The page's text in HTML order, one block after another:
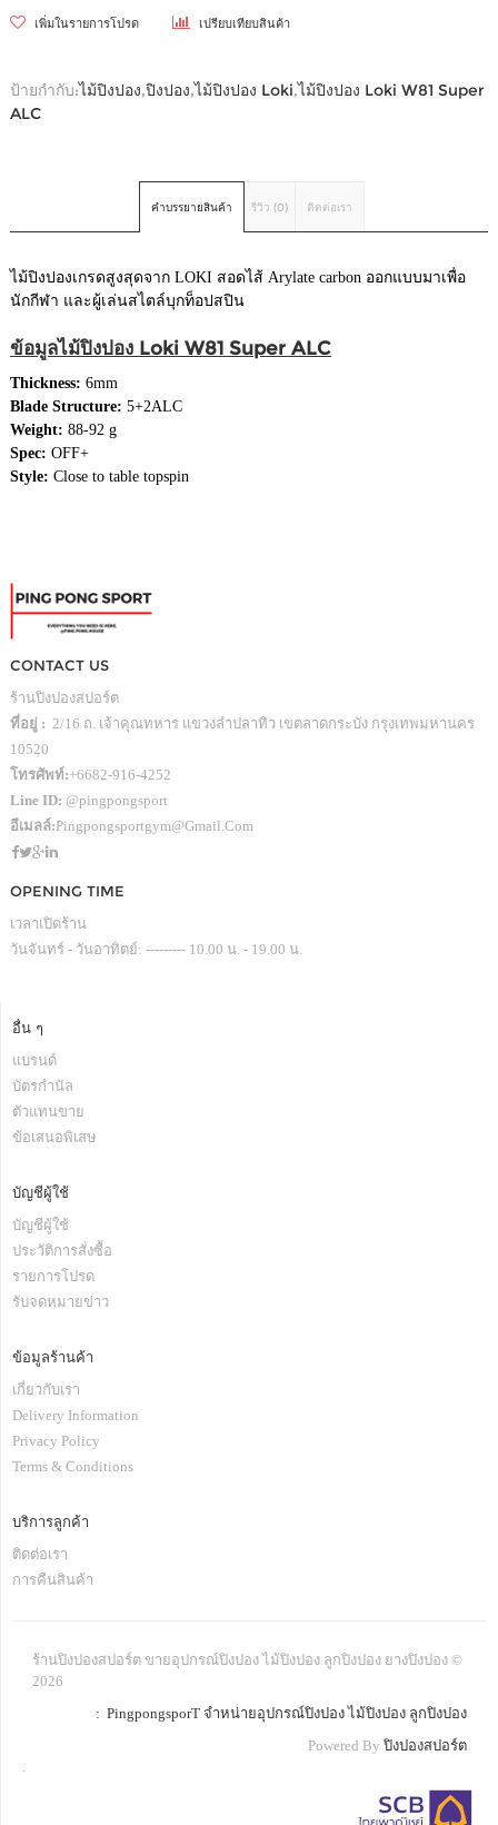
เพิ่มในรายการโปรด เปรียบเทียบสินค้า
ป้ายกำกับ:ไม้ปิงปอง,ปิงปอง,ไม้ปิงปอง Loki,ไม้ปิงปอง Loki W81 Super
ALC
คำบรรยายสินค้า รีวิว (0) ติดต่อเรา
ไม้ปิงปองเกรดสูงสุดจาก LOKI สอดไส้ Arylate carbon ออกแบบมาเพื่อ
นักกีฬา และผู้เล่นสไตล์บุกท็อปสปิน
ข้อมูลไม้ปิงปอง Loki W81 Super ALC
Thickness: 6mm
Blade Structure: 5+2ALC
Weight: 88-92 g
Spec: OFF+
Style: Close to table topspin
CONTACT US
ร้านปิงปองสปอร์ต
ที่อยู่ : 2/16 ถ. เจ้าคุณทหาร แขวงลำปลาทิว เขตลาดกระบัง กรุงเทพมหานคร
10520
โทรศัพท์:+6682-916-4252
Line ID: @pingpongsport
อีเมลล์:Pingpongsportgym@gmail.com
OPENING TIME
เวลาเปิดร้าน
วันจันทร์ - วันอาทิตย์: --------- 10.00 น. - 19.00 น.
อื่น ๆ
แบรนด์
บัตรกำนัล
ตัวแทนขาย
ข้อเสนอพิเสษ
บัญชีผู้ใช้
บัญชีผู้ใช้
ประวัติการสั่งซื้อ
รายการโปรด
รับจดหมายข่าว
ข้อมูลร้านค้า
เกี่ยวกับเรา
Delivery Information
Privacy Policy
Terms & Conditions
บริการลูกค้า
ติดต่อเรา
การคืนสินค้า
ร้านปิงปองสปอร์ต ขายอุปกรณ์ปิงปอง ไม้ปิงปอง ลูกปิงปอง ยางปิงปอง ©
2026
: PingpongsporT จำหน่ายอุปกรณ์ปิงปอง ไม้ปิงปอง ลูกปิงปอง
Powered By ปิงปองสปอร์ต
.